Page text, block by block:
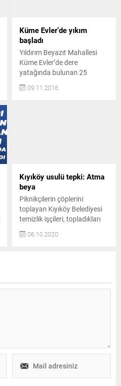
çalışmasıyla bu alanda bu
zamana kadar ki en yüksek
oranı yakalayan Trakya...
Küme Evler’de yıkım
başladı
Yıldırım Beyazıt Mahallesi
Küme Evler’de dere
yatağında bulunan 25
gecekondunun yıkım
çalışmalarına başlandı. 2
tarafından, yıkımı
gerçekleştirilen gecekondular
için hane başına 2 bin 700 TL
nakdi yardım yapılacağı
öğrenilirken...
09.11.2016
Kıyıköy usulü tepki: Atma
beya
Piknikçilerin çöplerini
toplayan Kıyıköy Belediyesi
temizlik işçileri, topladıkları
beya’ yazdı Sahillerden ve
06.10.2020